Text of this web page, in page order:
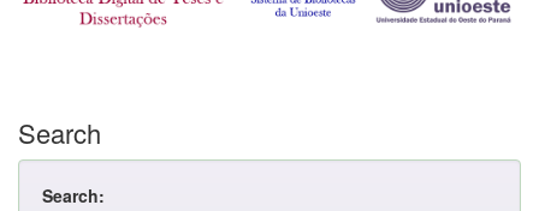
Search
Search: